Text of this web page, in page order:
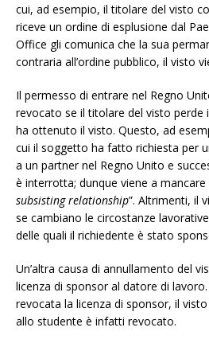
cui, ad esempio, il titolare del visto
riceve un ordine di esplusione dal
Office gli comunica che la sua
contraria all’ordine pubblico, il visto
Il permesso di entrare nel Regno
revocato se il titolare del visto perde
ha ottenuto il visto. Questo, ad
cui il soggetto ha fatto richiesta per
a un partner nel Regno Unito e
è interrotta; dunque viene a mancare
subsisting relationship”. Altrimenti, il
se cambiano le circostanze
delle quali il richiedente è stato
Un’altra causa di annullamento del
licenza di sponsor al datore di
revocata la licenza di sponsor, il
allo studente è infatti revocato.